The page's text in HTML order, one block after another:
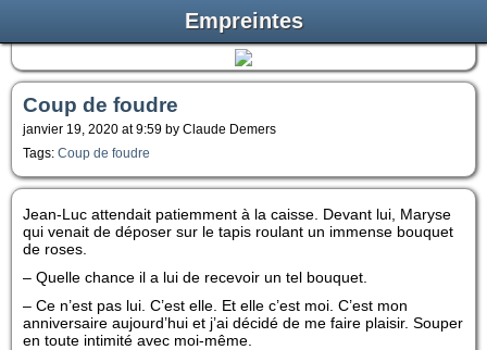
Empreintes
Coup de foudre
janvier 19, 2020 at 9:59 by Claude Demers
Tags: Coup de foudre
Jean-Luc attendait patiemment à la caisse. Devant lui, Maryse
qui venait de déposer sur le tapis roulant un immense bouquet
de roses.
– Quelle chance il a lui de recevoir un tel bouquet.
– Ce n’est pas lui. C’est elle. Et elle c’est moi. C’est mon
anniversaire aujourd’hui et j’ai décidé de me faire plaisir. Souper
en toute intimité avec moi-même.